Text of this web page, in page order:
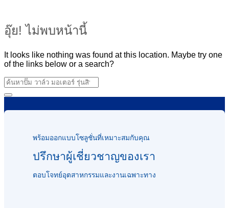
อุ๊ย! ไม่พบหน้านี้
It looks like nothing was found at this location. Maybe try one
of the links below or a search?
พร้อมออกแบบโซลูชั่นที่เหมาะสมกับคุณ
ปรึกษาผู้เชี่ยวชาญของเรา
ตอบโจทย์อุตสาหกรรมและงานเฉพาะทาง